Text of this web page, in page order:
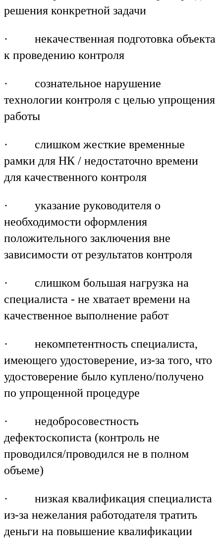
решения конкретной задачи
· некачественная подготовка объекта
к проведению контроля
· сознательное нарушение
технологии контроля с целью упрощения
работы
· слишком жесткие временные
рамки для НК / недостаточно времени
для качественного контроля
· указание руководителя о
необходимости оформления
положительного заключения вне
зависимости от результатов контроля
· слишком большая нагрузка на
специалиста - не хватает времени на
качественное выполнение работ
· некомпетентность специалиста,
имеющего удостоверение, из-за того, что
удостоверение было куплено/получено
по упрощенной процедуре
· недобросовестность
дефектоскописта (контроль не
проводился/проводился не в полном
объеме)
· низкая квалификация специалиста
из-за нежелания работодателя тратить
деньги на повышение квалификации